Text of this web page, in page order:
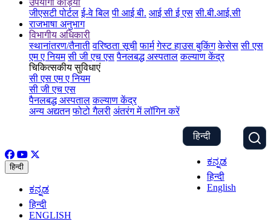
उपयोगी कड़ियां
जीएसटी पोर्टल ई-वे बिल पी आई बी. आई सी ई एस सी.बी.आई.सी
राजभाषा अनुभाग
विभागीय अधिकारी
स्थानांतरण/तैनाती वरिष्ठता सूची फार्म गेस्ट हाउस बुकिंग केसेस सी एस
एम ए नियम सी जी एच एस पैनलबद्ध अस्पताल कल्याण केंद्र
चिकित्सकीय सुविधाएं
सी एस एम ए नियम
सी जी एच एस
पैनलबद्ध अस्पताल कल्याण केंद्र
अन्य अद्यतन फोटो गैलरी अंतरंग में लॉगिन करें
हिन्दी
ಕನ್ನಡ
हिन्दी
English
हिन्दी
ಕನ್ನಡ
हिन्दी
ENGLISH